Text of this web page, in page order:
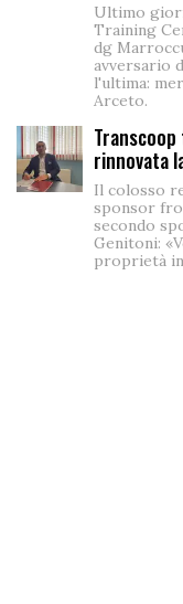
Ultimo
Training
dg
avversario
l'ultima:
Arceto.
rinnovata
Il colosso
sponsor
secondo
Genitoni:
proprietà